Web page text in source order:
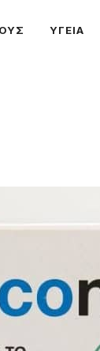
ΥΓΕΙΑ